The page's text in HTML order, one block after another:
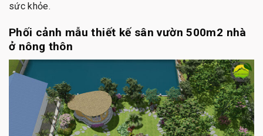
sức khỏe.
Phối cảnh mẫu thiết kế sân vườn 500m2 nhà
ở nông thôn